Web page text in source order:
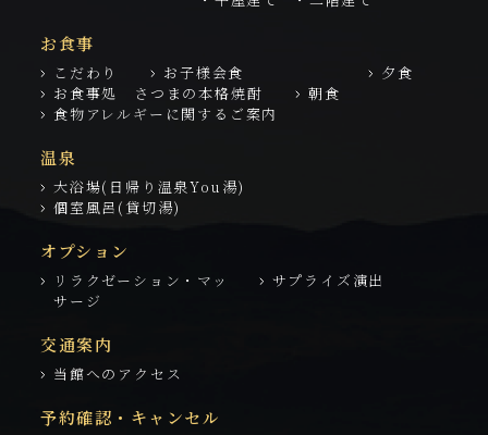
お食事
こだわり お子様会食
夕食
お食事処 さつまの本格焼酎
朝食
食物アレルギーに関するご案内
温泉
大浴場(日帰り温泉You湯)
個室風呂(貸切湯)
オプション
リラクゼーション・マッ
サージ
サプライズ演出
交通案内
当館へのアクセス
予約確認・キャンセル